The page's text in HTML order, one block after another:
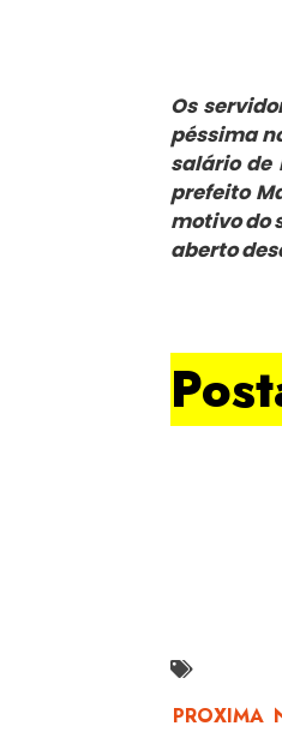
Os
péssima
salário de
prefeito
motivo do
aberto